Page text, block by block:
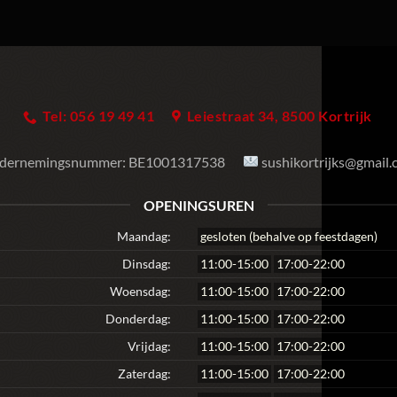
Tel: 056 19 49 41 Leiestraat 34, 8500 Kortrijk
BE1001317538
OPENINGSUREN
Maandag:
gesloten (behalve op feestdagen)
Dinsdag:
11:00-15:00 17:00-22:00
Woensdag:
11:00-15:00 17:00-22:00
Donderdag:
11:00-15:00 17:00-22:00
Vrijdag:
11:00-15:00 17:00-22:00
Zaterdag:
11:00-15:00 17:00-22:00